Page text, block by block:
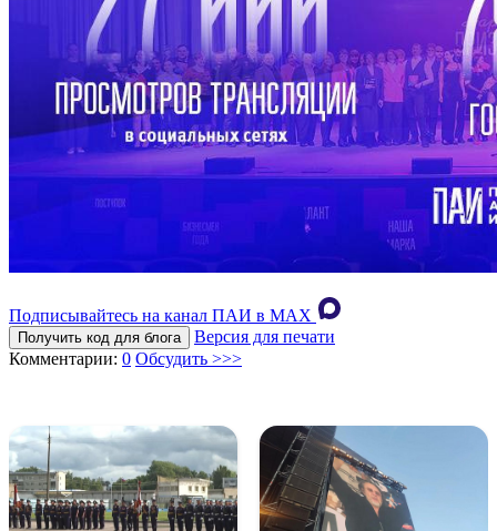
Подписывайтесь на канал ПАИ в MAХ
Получить код для блога
Версия для печати
Комментарии: 0 Обсудить >>>